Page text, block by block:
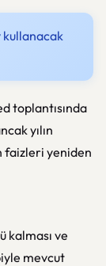
kullanacak
toplantısında
yılın
faizleri yeniden
kalması ve
mevcut